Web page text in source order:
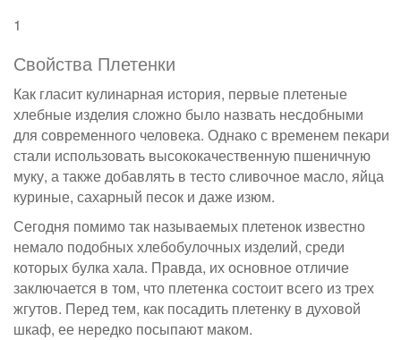
1
Свойства Плетенки
Как гласит кулинарная история, первые плетеные
хлебные изделия сложно было назвать несдобными
для современного человека. Однако с временем пекари
стали использовать высококачественную пшеничную
муку, а также добавлять в тесто сливочное масло, яйца
куриные, сахарный песок и даже изюм.
Сегодня помимо так называемых плетенок известно
немало подобных хлебобулочных изделий, среди
которых булка хала. Правда, их основное отличие
заключается в том, что плетенка состоит всего из трех
жгутов. Перед тем, как посадить плетенку в духовой
шкаф, ее нередко посыпают маком.